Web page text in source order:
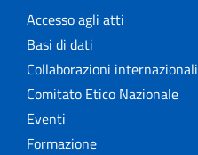
Accesso agli atti
Basi di dati
Collaborazioni internazionali
Comitato Etico Nazionale
Eventi
Formazione